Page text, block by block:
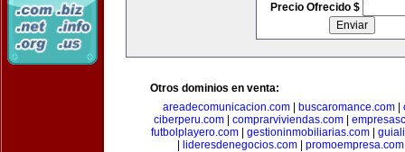
Precio Ofrecido $
Otros dominios en venta:
areadecomunicacion.com| buscaromance.com|
ciberperu.com
comprarviviendas.com
futbolplayero.com| gestioninmobiliarias.com|
lideresdenegocios.com promoempresa.com